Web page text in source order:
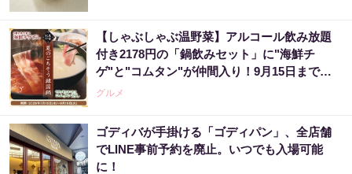
【しゃぶしゃぶ温野菜】アルコール飲み放題
付き2178円の「鍋飲みセット」に"海鮮チ
ゲ"と"コムタン"が仲間入り！9月15日までの
夏限定。
グルメ
ゴディバが手掛ける「ゴディパン」、全店舗
でLINE事前予約を廃止。いつでも入場可能
に！